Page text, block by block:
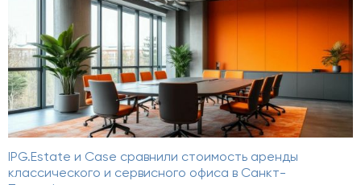
IPG.Estate и Case сравнили стоимость аренды
классического и сервисного офиса в Санкт-